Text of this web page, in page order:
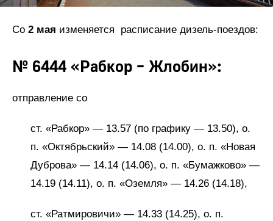
Со 2 мая изменяется расписание дизель-поездов:
№ 6444 «Рабкор – Жлобин»:
отправление со
ст. «Рабкор» — 13.57 (по графику — 13.50), о.
п. «Октябрьский» — 14.08 (14.00), о. п. «Новая
Дуброва» — 14.14 (14.06), о. п. «Бумажково» —
14.19 (14.11), о. п. «Оземля» — 14.26 (14.18),
ст. «Ратмировичи» — 14.33 (14.25), о. п.